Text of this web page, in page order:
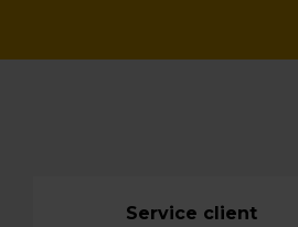
Service client